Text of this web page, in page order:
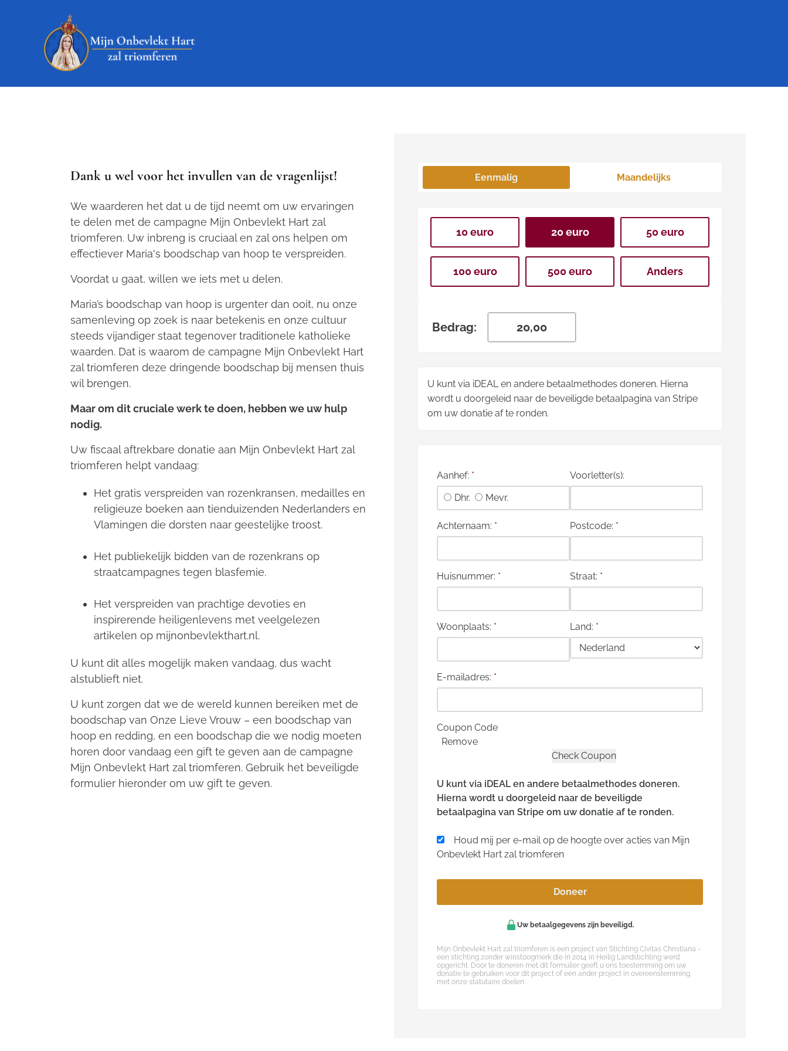
Dank u wel voor het invullen van de vragenlijst!
We waarderen het dat u de tijd neemt om uw ervaringen
te delen met de campagne Mijn Onbevlekt Hart zal
triomferen. Uw inbreng is cruciaal en zal ons helpen om
effectiever Maria's boodschap van hoop te verspreiden.
Voordat u gaat, willen we iets met u delen.
Maria’s boodschap van hoop is urgenter dan ooit, nu onze
samenleving op zoek is naar betekenis en onze cultuur
steeds vijandiger staat tegenover traditionele katholieke
waarden. Dat is waarom de campagne Mijn Onbevlekt Hart
zal triomferen deze dringende boodschap bij mensen thuis
wil brengen.
Maar om dit cruciale werk te doen, hebben we uw hulp
nodig.
Uw fiscaal aftrekbare donatie aan Mijn Onbevlekt Hart zal
triomferen helpt vandaag:
Het gratis verspreiden van rozenkransen, medailles en
religieuze boeken aan tienduizenden Nederlanders en
Vlamingen die dorsten naar geestelijke troost.
Het publiekelijk bidden van de rozenkrans op
straatcampagnes tegen blasfemie.
Het verspreiden van prachtige devoties en
inspirerende heiligenlevens met veelgelezen
artikelen op mijnonbevlekthart.nl.
U kunt dit alles mogelijk maken vandaag, dus wacht
alstublieft niet.
U kunt zorgen dat we de wereld kunnen bereiken met de
boodschap van Onze Lieve Vrouw – een boodschap van
hoop en redding, en een boodschap die we nodig moeten
horen door vandaag een gift te geven aan de campagne
Mijn Onbevlekt Hart zal triomferen. Gebruik het beveiligde
formulier hieronder om uw gift te geven.
Eenmalig Maandelijks
10 euro 20 euro 50 euro
100 euro 500 euro Anders
Bedrag:
U kunt via iDEAL en andere betaalmethodes doneren. Hierna
wordt u doorgeleid naar de beveiligde betaalpagina van Stripe
om uw donatie af te ronden.
Aanhef: *
Dhr.
Mevr.
Voorletter(s):
Achternaam: * Postcode: *
Huisnummer: * Straat: *
Woonplaats: * Land: *
E-mailadres: *
Coupon Code
Remove
U kunt via iDEAL en andere betaalmethodes doneren.
Hierna wordt u doorgeleid naar de beveiligde
betaalpagina van Stripe om uw donatie af te ronden.
Houd mij per e-mail op de hoogte over acties van Mijn
Onbevlekt Hart zal triomferen
Doneer
Uw betaalgegevens zijn beveiligd.
Mijn Onbevlekt Hart zal triomferen is een project van Stichting Civitas Christiana -
een stichting zonder winstoogmerk die in 2014 in Heilig Landstichting werd
opgericht. Door te doneren met dit formulier geeft u ons toestemming om uw
donatie te gebruiken voor dit project of een ander project in overeenstemming
met onze statutaire doelen.